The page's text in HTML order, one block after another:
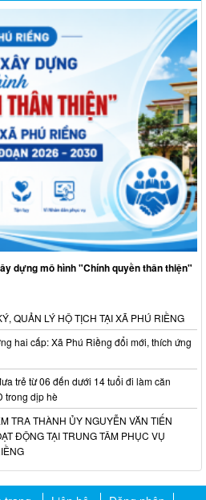
dựng mô hình "Chính quyền thân thiện"
QUẢN LÝ HỘ TỊCH TẠI XÃ PHÚ RIỀNG
hai cấp: Xã Phú Riềng đổi mới, thích ứng
trẻ từ 06 đến dưới 14 tuổi đi làm căn
trong dịp hè
TRA THÀNH ỦY NGUYỄN VĂN TIẾN
ĐỘNG TẠI TRUNG TÂM PHỤC VỤ